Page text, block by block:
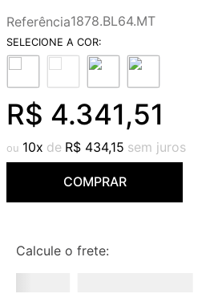
Referência1878.BL64.MT
R$ 4.341,51
10 R$ 434,15
COMPRAR
Calcule o frete:
8º
red gold
9º
deca you
cobre escovado